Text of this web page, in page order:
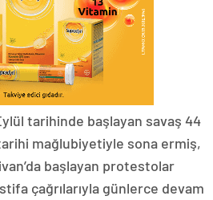
tarihinde başlayan savaş 44
mağlubiyetiyle sona ermiş,
başlayan protestolar
çağrılarıyla günlerce devam